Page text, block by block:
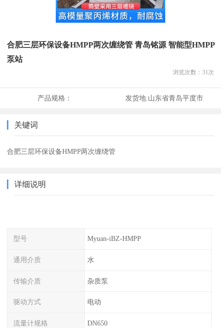
合肥三层环保设备HMPP两次缠绕管 青岛铭源 智能型HMPP
泵站
浏览次数： 31次
产品规格： 发货地:山东省青岛平度市
关键词
合肥三层环保设备HMPP两次缠绕管
详细说明
型号 Myuan-iBZ-HMPP
通用介质 水
传输介质 杂质泵
驱动方式 电动
流量计规格 DN650